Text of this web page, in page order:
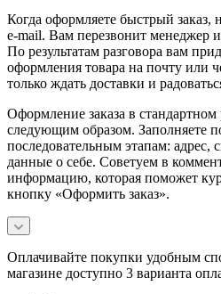
Когда оформляете быстрый
e-mail. Вам перезвонит менеджер и
По результатам разговора вам
оформления товара на почту или
только ждать доставки и
Оформление заказа в
следующим образом. Заполняете
последовательным этапам: адрес,
данные о себе. Советуем в
информацию, которая поможет
кнопку «Оформить заказ».
Оплачивайте покупки удобным
магазине доступно 3 варианта